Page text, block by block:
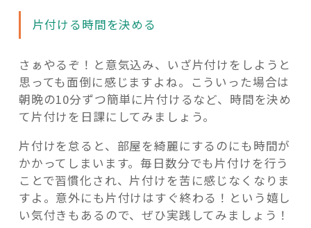
片付ける時間を決める
さぁやるぞ！と意気込み、いざ片付けをしようと
思っても面倒に感じますよね。こういった場合は
朝晩の10分ずつ簡単に片付けるなど、時間を決め
て片付けを日課にしてみましょう。
片付けを怠ると、部屋を綺麗にするのにも時間が
かかってしまいます。毎日数分でも片付けを行う
ことで習慣化され、片付けを苦に感じなくなりま
すよ。意外にも片付けはすぐ終わる！という嬉し
い気付きもあるので、ぜひ実践してみましょう！